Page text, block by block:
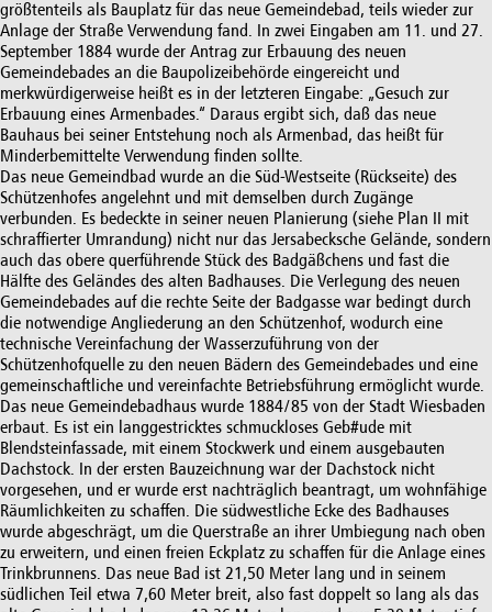
größtenteils als Bauplatz für das neue Gemeindebad, teils wieder zur
Anlage der Straße Verwendung fand. In zwei Eingaben am 11. und 27.
September 1884 wurde der Antrag zur Erbauung des neuen
Gemeindebades an die Baupolizeibehörde eingereicht und
merkwürdigerweise heißt es in der letzteren Eingabe: „Gesuch zur
Erbauung eines Armenbades.“ Daraus ergibt sich, daß das neue
Bauhaus bei seiner Entstehung noch als Armenbad, das heißt für
Minderbemittelte Verwendung finden sollte.
Das neue Gemeindbad wurde an die Süd-Westseite (Rückseite) des
Schützenhofes angelehnt und mit demselben durch Zugänge
verbunden. Es bedeckte in seiner neuen Planierung (siehe Plan II mit
schraffierter Umrandung) nicht nur das Jersabecksche Gelände, sondern
auch das obere querführende Stück des Badgäßchens und fast die
Hälfte des Geländes des alten Badhauses. Die Verlegung des neuen
Gemeindebades auf die rechte Seite der Badgasse war bedingt durch
die notwendige Angliederung an den Schützenhof, wodurch eine
technische Vereinfachung der Wasserzuführung von der
Schützenhofquelle zu den neuen Bädern des Gemeindebades und eine
gemeinschaftliche und vereinfachte Betriebsführung ermöglicht wurde.
Das neue Gemeindebadhaus wurde 1884/85 von der Stadt Wiesbaden
erbaut. Es ist ein langgestricktes schmuckloses Geb#ude mit
Blendsteinfassade, mit einem Stockwerk und einem ausgebauten
Dachstock. In der ersten Bauzeichnung war der Dachstock nicht
vorgesehen, und er wurde erst nachträglich beantragt, um wohnfähige
Räumlichkeiten zu schaffen. Die südwestliche Ecke des Badhauses
wurde abgeschrägt, um die Querstraße an ihrer Umbiegung nach oben
zu erweitern, und einen freien Eckplatz zu schaffen für die Anlage eines
Trinkbrunnens. Das neue Bad ist 21,50 Meter lang und in seinem
südlichen Teil etwa 7,60 Meter breit, also fast doppelt so lang als das